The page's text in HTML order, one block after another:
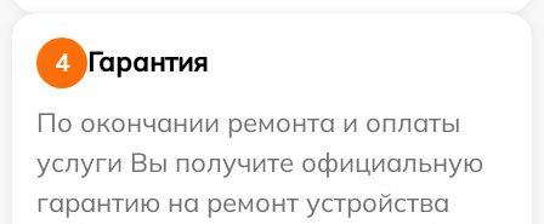
4
Гарантия
По окончании ремонта и оплаты
услуги Вы получите официальную
гарантию на ремонт устройства